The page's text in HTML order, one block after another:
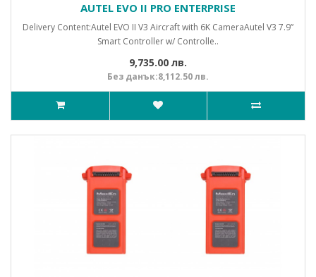
AUTEL EVO II PRO ENTERPRISE
Delivery Content:Autel EVO II V3 Aircraft with 6K CameraAutel V3 7.9”
Smart Controller w/ Controlle..
9,735.00 лв.
Без данък:8,112.50 лв.